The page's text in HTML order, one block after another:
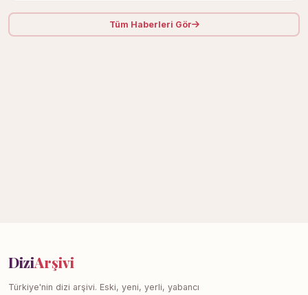
Tüm Haberleri Gör
DiziArşivi
Türkiye'nin dizi arşivi. Eski, yeni, yerli, yabancı